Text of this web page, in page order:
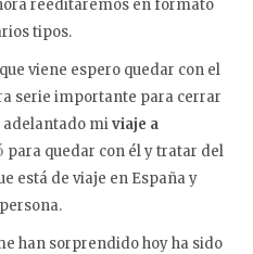
reeditaremos en formato
tipos.
viene espero quedar con el
serie importante para cerrar
adelantado miviaje a
para quedar con él y tratar del
está de viaje en España y
sorprendido hoy ha sido